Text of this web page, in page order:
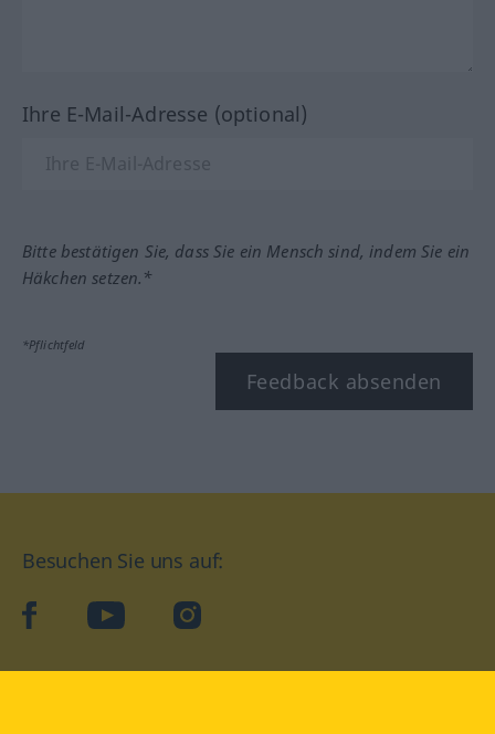
Ihre E-Mail-Adresse (optional)
Bitte bestätigen Sie, dass Sie ein Mensch sind, indem Sie ein
Häkchen setzen.*
*Pflichtfeld
Feedback absenden
Besuchen Sie uns auf:
facebookYouTube Instagram